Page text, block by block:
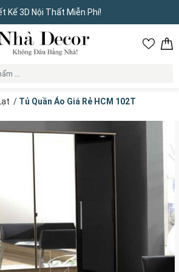
Kế 3D Nội Thất Miễn Phí!
/ Tủ Quần Áo Giá Rẻ HCM 102T